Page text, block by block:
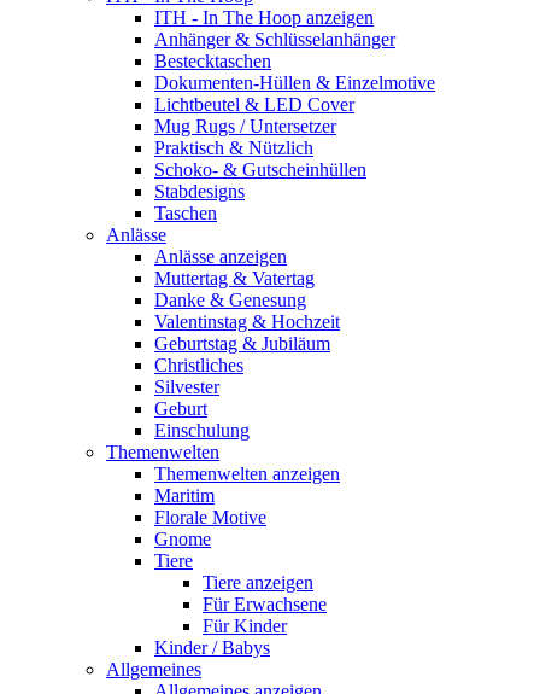
ITH - In The Hoop anzeigen
Anhänger & Schlüsselanhänger
Bestecktaschen
Dokumenten-Hüllen & Einzelmotive
Lichtbeutel & LED Cover
Mug Rugs / Untersetzer
Praktisch & Nützlich
Schoko- & Gutscheinhüllen
Stabdesigns
Taschen
Anlässe
Anlässe anzeigen
Muttertag & Vatertag
Danke & Genesung
Valentinstag & Hochzeit
Geburtstag & Jubiläum
Christliches
Silvester
Geburt
Einschulung
Themenwelten
Themenwelten anzeigen
Maritim
Florale Motive
Gnome
Tiere
Tiere anzeigen
Für Erwachsene
Für Kinder
Kinder / Babys
Allgemeines